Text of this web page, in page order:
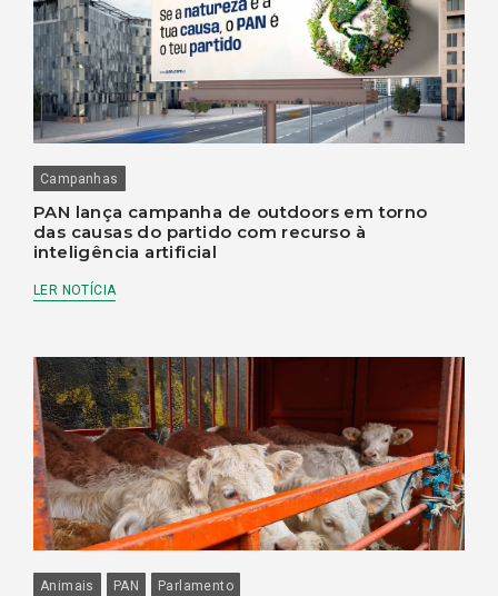
Campanhas
PAN lança campanha de outdoors em torno
das causas do partido com recurso à
inteligência artificial
LER NOTÍCIA
Animais PAN Parlamento